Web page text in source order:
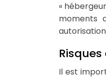
«
moments
Il est